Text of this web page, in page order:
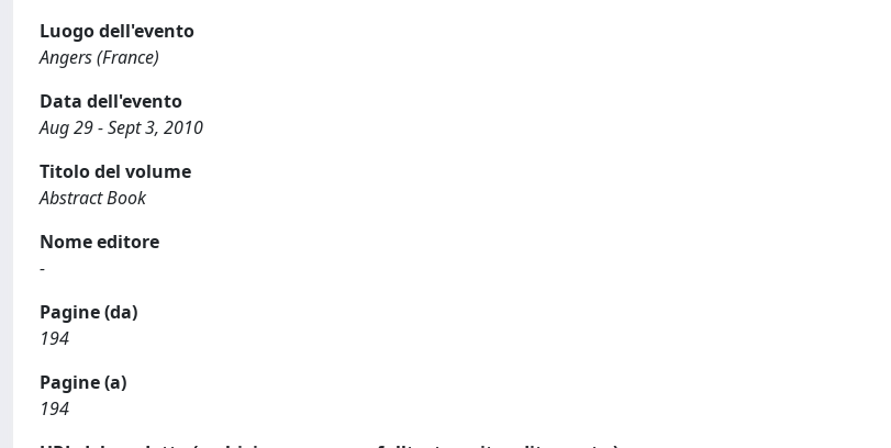
Luogo dell'evento
Angers (France)
Data dell'evento
Aug 29 - Sept 3, 2010
Titolo del volume
Abstract Book
Nome editore
-
Pagine (da)
194
Pagine (a)
194